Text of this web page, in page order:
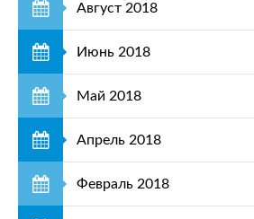
Август 2018
Июнь 2018
Май 2018
Апрель 2018
Февраль 2018